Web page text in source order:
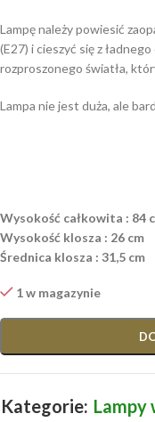
Lampę należy powiesić
(E27) i cieszyć się z
rozproszonego światła,
Lampa nie jest duża, ale
Wysokość całkowita : 84
Wysokość klosza : 26 cm
Średnica klosza : 31,5 cm
1 w magazynie
Kategorie: Lampy